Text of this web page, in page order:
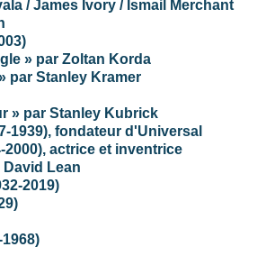
/ James Ivory / Ismail Merchant
» par Zoltan Korda
par Stanley Kramer
» par Stanley Kubrick
1939), fondateur d'Universal
2000), actrice et inventrice
David Lean
2019)